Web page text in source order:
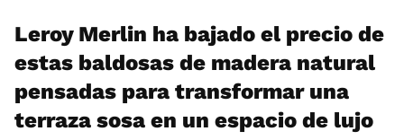
Leroy Merlin ha bajado el precio de
estas baldosas de madera natural
pensadas para transformar una
terraza sosa en un espacio de lujo